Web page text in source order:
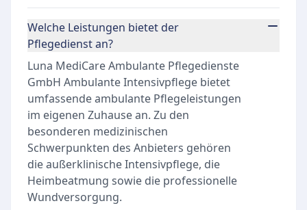
Welche Leistungen bietet der
Pflegedienst an?
Luna MediCare Ambulante Pflegedienste
GmbH Ambulante Intensivpflege bietet
umfassende ambulante Pflegeleistungen
im eigenen Zuhause an. Zu den
besonderen medizinischen
Schwerpunkten des Anbieters gehören
die außerklinische Intensivpflege, die
Heimbeatmung sowie die professionelle
Wundversorgung.